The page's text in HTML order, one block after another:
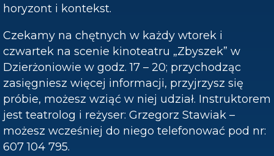
horyzont i kontekst.
Czekamy na chętnych w każdy wtorek i
czwartek na scenie kinoteatru „Zbyszek” w
Dzierżoniowie w godz. 17 – 20; przychodząc
zasięgniesz więcej informacji, przyjrzysz się
próbie, możesz wziąć w niej udział. Instruktorem
jest teatrolog i reżyser: Grzegorz Stawiak –
możesz wcześniej do niego telefonować pod nr:
607 104 795.